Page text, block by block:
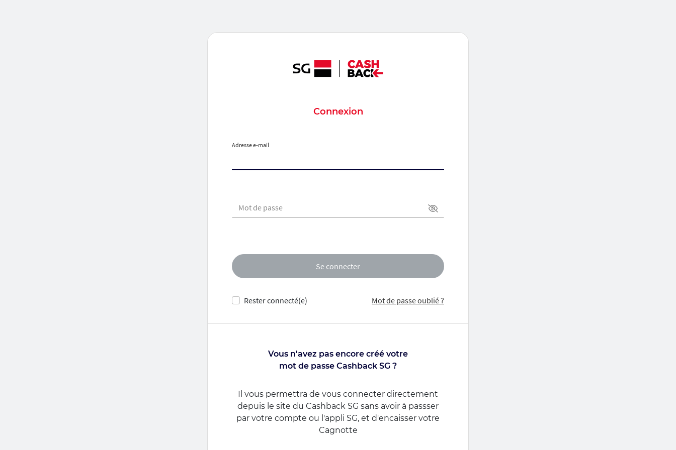
Connexion
Adresse e-mail
Mot de passe
Se connecter
Rester connecté(e) Mot de passe oublié ?
Vous n'avez pas encore créé votre
mot de passe Cashback SG ?
Il vous permettra de vous connecter directement
depuis le site du Cashback SG sans avoir à passser
par votre compte ou l'appli SG, et d'encaisser votre
Cagnotte